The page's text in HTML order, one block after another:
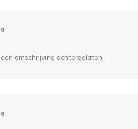
omschrijving achtergelaten.